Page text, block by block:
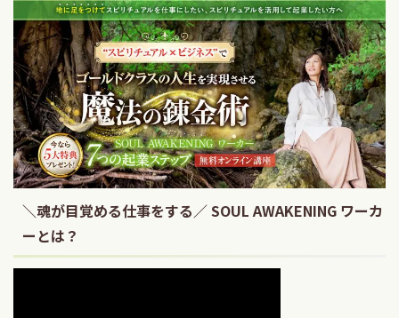
＼魂が目覚める仕事をする／ SOUL AWAKENING ワーカ
ーとは？